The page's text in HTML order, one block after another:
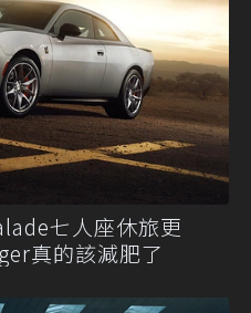
七人座休旅更
真的該減肥了